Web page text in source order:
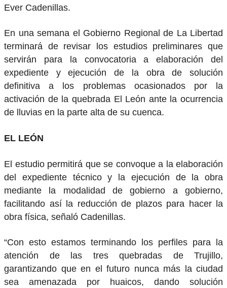
Ever Cadenillas.
En una semana el Gobierno Regional de La Libertad
terminará de revisar los estudios preliminares que
servirán para la convocatoria a elaboración del
expediente y ejecución de la obra de solución
definitiva a los problemas ocasionados por la
activación de la quebrada El León ante la ocurrencia
de lluvias en la parte alta de su cuenca.
EL LEÓN
El estudio permitirá que se convoque a la elaboración
del expediente técnico y la ejecución de la obra
mediante la modalidad de gobierno a gobierno,
facilitando así la reducción de plazos para hacer la
obra física, señaló Cadenillas.
“Con esto estamos terminando los perfiles para la
atención de las tres quebradas de Trujillo,
garantizando que en el futuro nunca más la ciudad
sea amenazada por huaicos, dando solución